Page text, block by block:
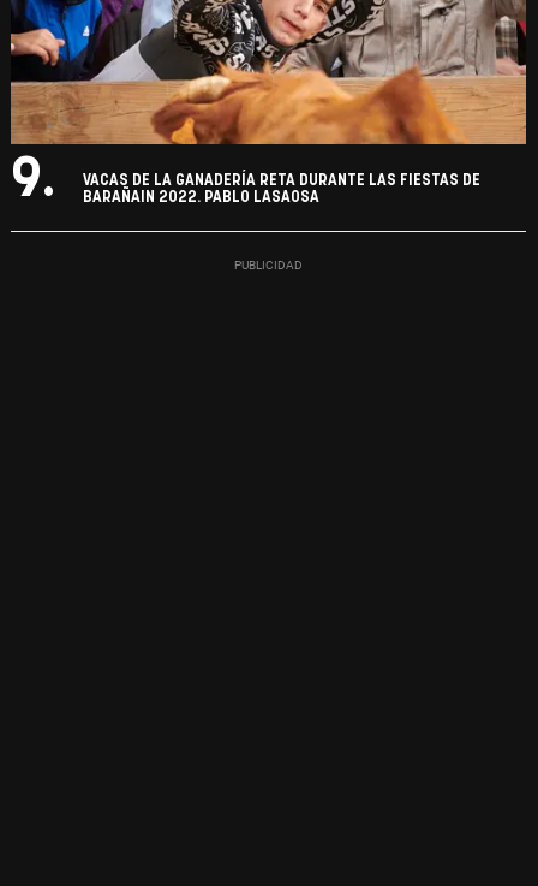
9.
VACAS DE LA GANADERÍA RETA DURANTE LAS FIESTAS DE
BARAÑAIN 2022. PABLO LASAOSA